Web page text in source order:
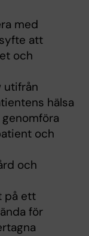
med
att
och
utifrån
hälsa
och
och
på ett
för